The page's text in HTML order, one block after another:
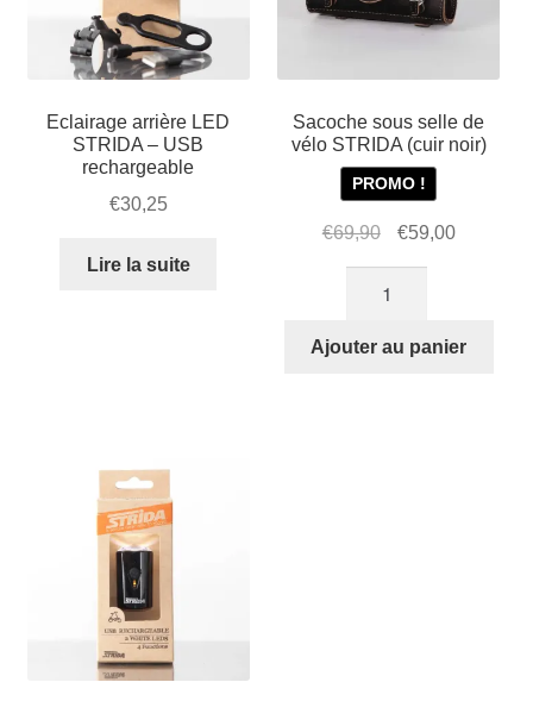
Eclairage arrière LED
STRIDA – USB
rechargeable
€30,25
Lire la suite
Sacoche sous selle de
vélo STRIDA (cuir noir)
PROMO !
€69,90
Le
initial
€69,90.
€59,00Le
€59,00.
Sacoche
Ajouter au panier